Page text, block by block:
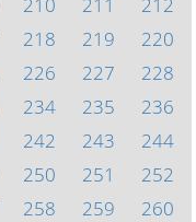
218 219
220
226 227
228
234 235
236
242 243
244
250 251
252
258 259
260